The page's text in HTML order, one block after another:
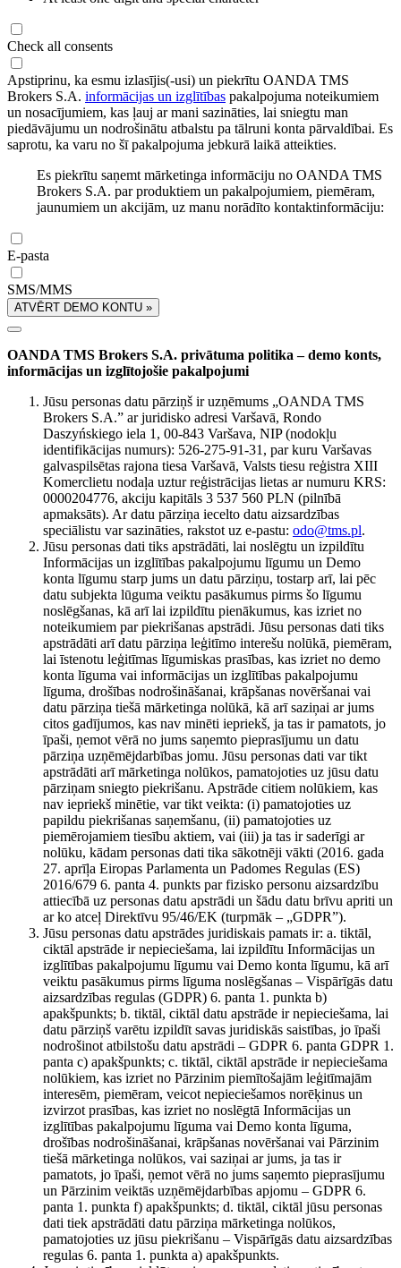
Check all consents
Apstiprinu, ka esmu izlasījis(-usi) un piekrītu OANDA TMS
Brokers S.A. informācijas un izglītības pakalpojuma noteikumiem
un nosacījumiem, kas ļauj ar mani sazināties, lai sniegtu man
piedāvājumu un nodrošinātu atbalstu pa tālruni konta pārvaldībai. Es
saprotu, ka varu no šī pakalpojuma jebkurā laikā atteikties.
Es piekrītu saņemt mārketinga informāciju no OANDA TMS
Brokers S.A. par produktiem un pakalpojumiem, piemēram,
jaunumiem un akcijām, uz manu norādīto kontaktinformāciju:
E-pasta
SMS/MMS
ATVĒRT DEMO KONTU »
OANDA TMS Brokers S.A. privātuma politika – demo konts,
informācijas un izglītojošie pakalpojumi
Jūsu personas datu pārziņš ir uzņēmums „OANDA TMS
Brokers S.A.” ar juridisko adresi Varšavā, Rondo
Daszyńskiego iela 1, 00-843 Varšava, NIP (nodokļu
identifikācijas numurs): 526-275-91-31, par kuru Varšavas
galvaspilsētas rajona tiesa Varšavā, Valsts tiesu reģistra XIII
Komerclietu nodaļa uztur reģistrācijas lietas ar numuru KRS:
0000204776, akciju kapitāls 3 537 560 PLN (pilnībā
apmaksāts). Ar datu pārziņa iecelto datu aizsardzības
speciālistu var sazināties, rakstot uz e-pastu: odo@tms.pl.
Jūsu personas dati tiks apstrādāti, lai noslēgtu un izpildītu
Informācijas un izglītības pakalpojumu līgumu un Demo
konta līgumu starp jums un datu pārziņu, tostarp arī, lai pēc
datu subjekta lūguma veiktu pasākumus pirms šo līgumu
noslēgšanas, kā arī lai izpildītu pienākumus, kas izriet no
noteikumiem par piekrišanas apstrādi. Jūsu personas dati tiks
apstrādāti arī datu pārziņa leģitīmo interešu nolūkā, piemēram,
lai īstenotu leģitīmas līgumiskas prasības, kas izriet no demo
konta līguma vai informācijas un izglītības pakalpojumu
līguma, drošības nodrošināšanai, krāpšanas novēršanai vai
datu pārziņa tiešā mārketinga nolūkā, kā arī saziņai ar jums
citos gadījumos, kas nav minēti iepriekš, ja tas ir pamatots, jo
īpaši, ņemot vērā no jums saņemto pieprasījumu un datu
pārziņa uzņēmējdarbības jomu. Jūsu personas dati var tikt
apstrādāti arī mārketinga nolūkos, pamatojoties uz jūsu datu
pārziņam sniegto piekrišanu. Apstrāde citiem nolūkiem, kas
nav iepriekš minētie, var tikt veikta: (i) pamatojoties uz
papildu piekrišanas saņemšanu, (ii) pamatojoties uz
piemērojamiem tiesību aktiem, vai (iii) ja tas ir saderīgi ar
nolūku, kādam personas dati tika sākotnēji vākti (2016. gada
27. aprīļa Eiropas Parlamenta un Padomes Regulas (ES)
2016/679 6. panta 4. punkts par fizisko personu aizsardzību
attiecībā uz personas datu apstrādi un šādu datu brīvu apriti un
ar ko atceļ Direktīvu 95/46/EK (turpmāk – „GDPR”).
Jūsu personas datu apstrādes juridiskais pamats ir: a. tiktāl,
ciktāl apstrāde ir nepieciešama, lai izpildītu Informācijas un
izglītības pakalpojumu līgumu vai Demo konta līgumu, kā arī
veiktu pasākumus pirms līguma noslēgšanas – Vispārīgās datu
aizsardzības regulas (GDPR) 6. panta 1. punkta b)
apakšpunkts; b. tiktāl, ciktāl datu apstrāde ir nepieciešama, lai
datu pārziņš varētu izpildīt savas juridiskās saistības, jo īpaši
nodrošinot atbilstošu datu apstrādi – GDPR 6. panta GDPR 1.
panta c) apakšpunkts; c. tiktāl, ciktāl apstrāde ir nepieciešama
nolūkiem, kas izriet no Pārzinim piemītošajām leģitīmajām
interesēm, piemēram, veicot nepieciešamos norēķinus un
izvirzot prasības, kas izriet no noslēgtā Informācijas un
izglītības pakalpojumu līguma vai Demo konta līguma,
drošības nodrošināšanai, krāpšanas novēršanai vai Pārzinim
tiešā mārketinga nolūkos, vai saziņai ar jums, ja tas ir
pamatots, jo īpaši, ņemot vērā no jums saņemto pieprasījumu
un Pārzinim veiktās uzņēmējdarbības apjomu – GDPR 6.
panta 1. punkta f) apakšpunkts; d. tiktāl, ciktāl jūsu personas
dati tiek apstrādāti datu pārziņa mārketinga nolūkos,
pamatojoties uz jūsu piekrišanu – Vispārīgās datu aizsardzības
regulas 6. panta 1. punkta a) apakšpunkts.